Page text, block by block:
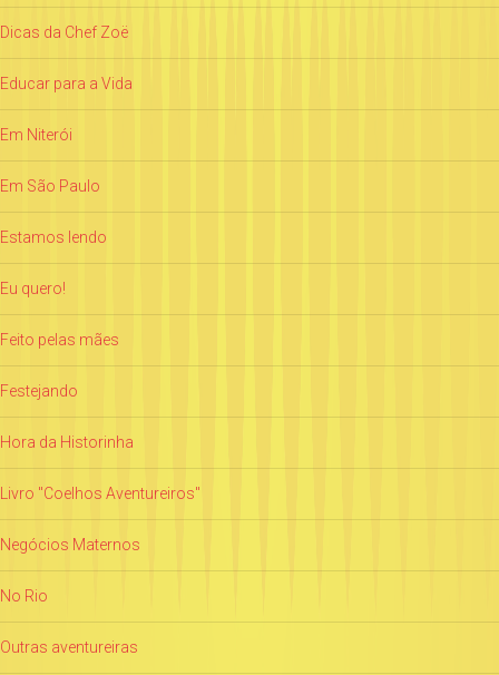
Dicas da Chef Zoë
Educar para a Vida
Em Niterói
Em São Paulo
Estamos lendo
Eu quero!
Feito pelas mães
Festejando
Hora da Historinha
Livro "Coelhos Aventureiros"
Negócios Maternos
No Rio
Outras aventureiras